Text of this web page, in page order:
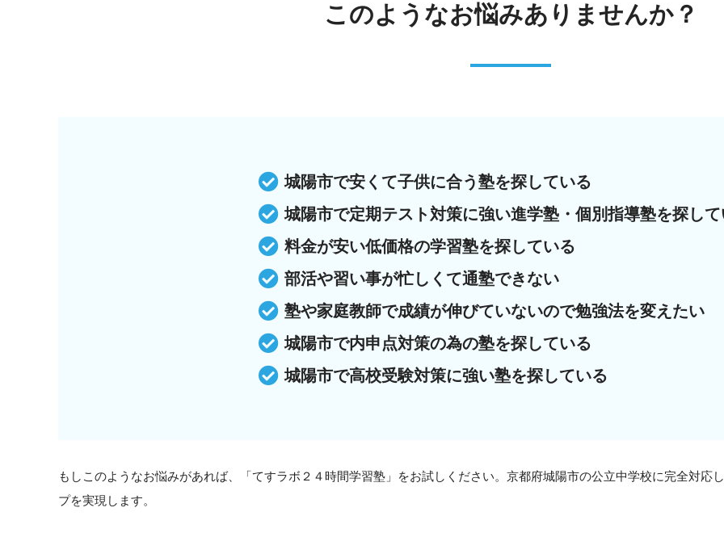
このようなお悩みありませんか？
城陽市で安くて子供に合う塾を探している
城陽市で定期テスト対策に強い進学塾・個別指導塾を探し
料金が安い低価格の学習塾を探している
部活や習い事が忙しくて通塾できない
塾や家庭教師で成績が伸びていないので勉強法を変えたい
城陽市で内申点対策の為の塾を探している
城陽市で高校受験対策に強い塾を探している
もしこのようなお悩みがあれば、「てすラボ２４時間学習塾」をお試しください。京都府城陽市の公立中学校に完全対応
プを実現します。